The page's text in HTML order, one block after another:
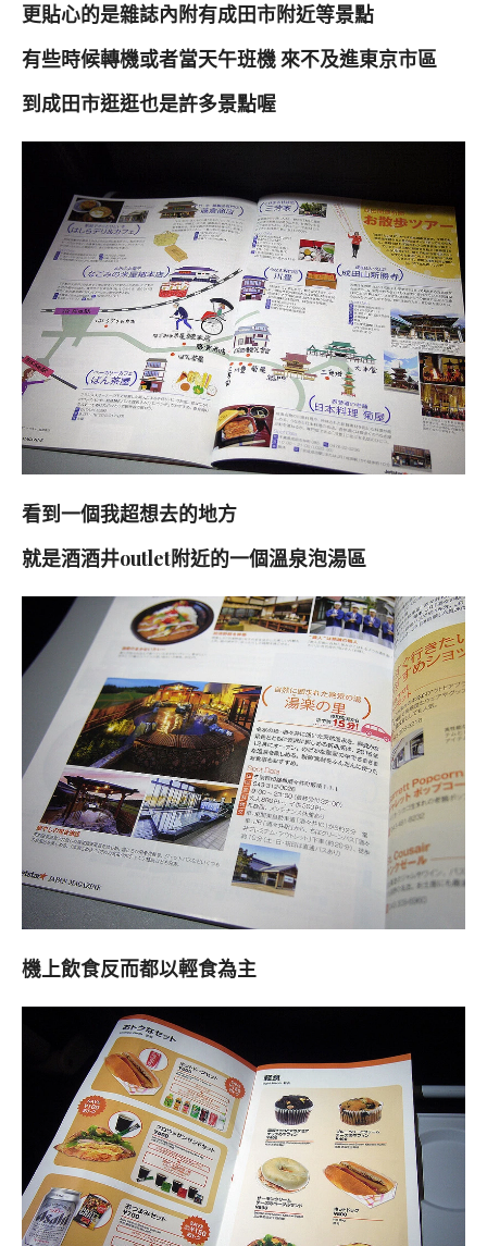
更貼心的是雜誌內附有成田市附近等景點
有些時候轉機或者當天午班機 來不及進東京市區
到成田市逛逛也是許多景點喔
看到一個我超想去的地方
就是酒酒井outlet附近的一個溫泉泡湯區
機上飲食反而都以輕食為主